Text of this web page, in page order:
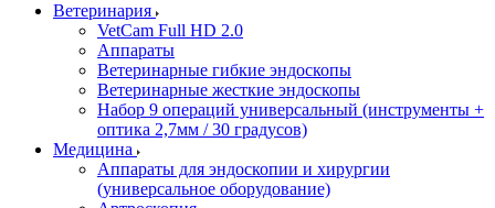
Ветеринария
VetCam Full HD 2.0
Аппараты
Ветеринарные гибкие эндоскопы
Ветеринарные жесткие эндоскопы
Набор 9 операций универсальный (инструменты +
оптика 2,7мм / 30 градусов)
Медицина
Аппараты для эндоскопии и хирургии
(универсальное оборудование)